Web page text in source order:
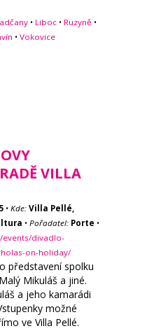
• Liboc • Ruzyně •
• Vokovice
VILLA
• Kde: Villa Pellé,
• Pořadatel: Porte •
events/divadlo-
on-holiday/
představení spolku
Mikuláš a jiné.
a jeho kamarádi
možné
ve Villa Pellé.